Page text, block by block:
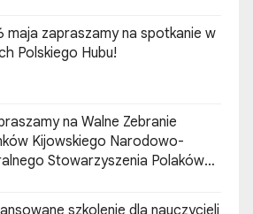
maja zapraszamy na spotkanie w
Polskiego Hubu!
na Walne Zebranie
Kijowskiego Narodowo-
Stowarzyszenia Polaków
szkolenie dla nauczycieli